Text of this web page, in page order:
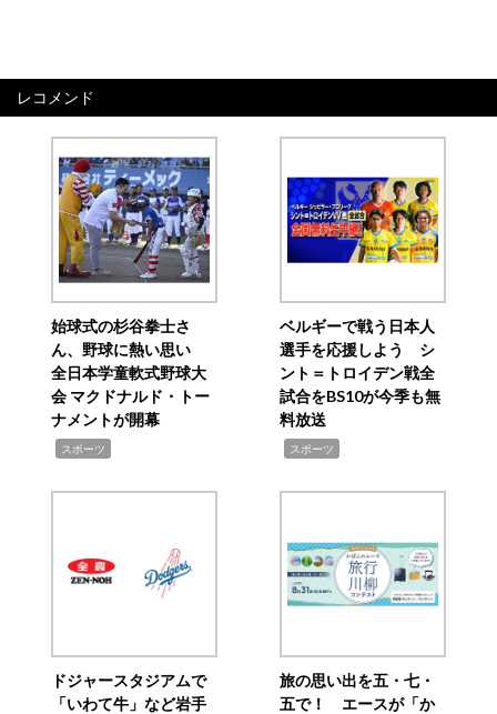
レコメンド
始球式の杉谷拳士さ
ん、野球に熱い思い
全日本学童軟式野球大
会 マクドナルド・トー
ナメントが開幕
スポーツ
ベルギーで戦う日本人
選手を応援しよう シ
ント＝トロイデン戦全
試合をBS10が今季も無
料放送
スポーツ
ドジャースタジアムで
「いわて牛」など岩手
旅の思い出を五・七・
五で！ エースが「か